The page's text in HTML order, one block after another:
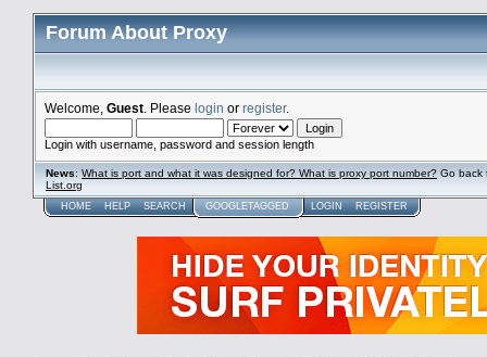
Forum About Proxy
Welcome, Guest . Please login or register.
Login with username, password and session length
News: What is port and what it was designed for? What is proxy port number? Go
List.org
HOME HELP SEARCH GOOGLETAGGED LOGIN REGISTER